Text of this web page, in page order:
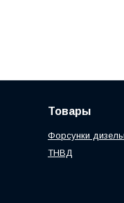
Товары
Форсунки
ТНВД